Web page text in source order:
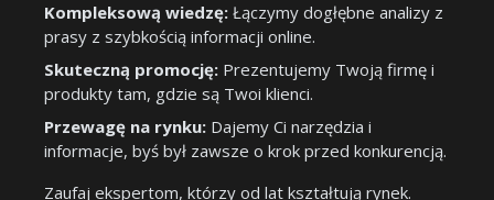
Kompleksową wiedzę: Łączymy dogłębne analizy z
prasy z szybkością informacji online.
Skuteczną promocję: Prezentujemy Twoją firmę i
produkty tam, gdzie są Twoi klienci.
Przewagę na rynku: Dajemy Ci narzędzia i
informacje, byś był zawsze o krok przed konkurencją.
Zaufaj ekspertom, którzy od lat kształtują rynek.